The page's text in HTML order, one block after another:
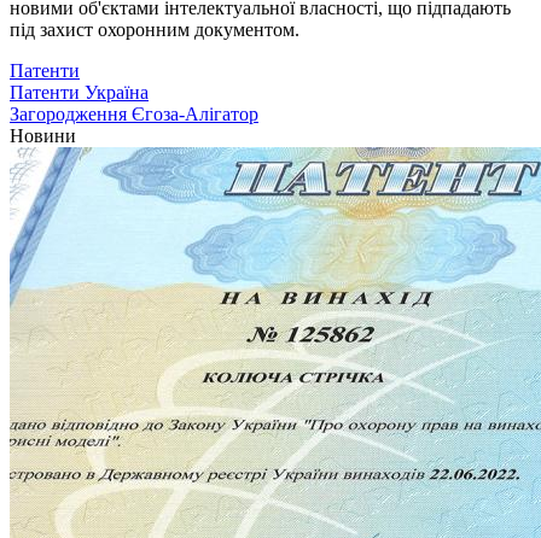
новими об'єктами інтелектуальної власності, що підпадають
під захист охоронним документом.
Патенти
Патенти Україна
Загородження Єгоза-Алігатор
Новини